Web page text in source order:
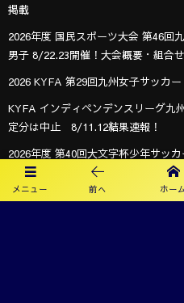
メニュー 前へ ホー
掲載
2026年度 国民スポーツ大会 第46回
男子 8/22.23開催！大会概要・組合
2026 KYFA 第29回九州女子サッカ
KYFA インディペンデンスリーグ九
定分は中止 8/11.12結果速報！
2026年度 第40回大文字杯少年サッ
8/8,9結果速報！
2026年度 KYFA第43回九州女子サ